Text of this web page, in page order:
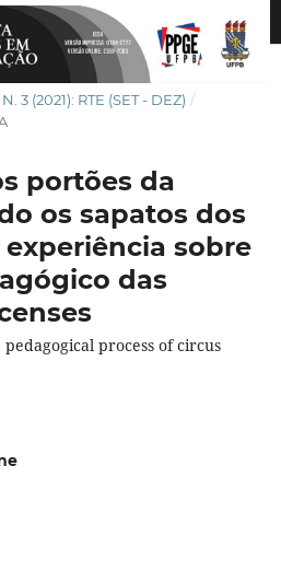
3 (2021): RTE (SET - DEZ) /
portões da
os sapatos dos
sobre
das
process of circus